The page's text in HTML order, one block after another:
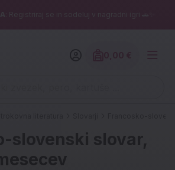
: Registriraj se in sodeluj v nagradni igri 🚗✨
zvezek, pero, kartuše ...)
slovenski slovar,